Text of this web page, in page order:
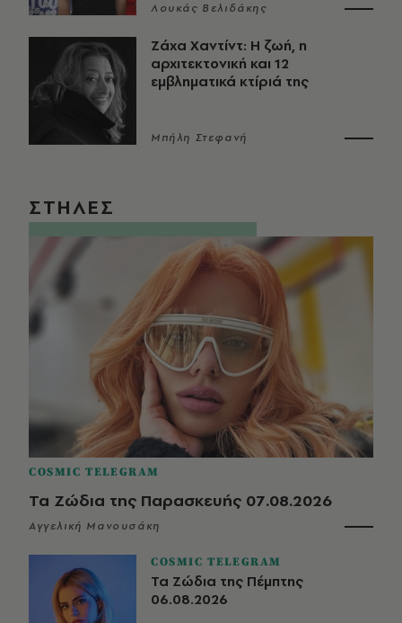
Λουκάς Βελιδάκης
Ζάχα Χαντίντ: Η ζωή, η
αρχιτεκτονική και 12
εμβληματικά κτίριά της
Μπήλη Στεφανή
ΣΤΗΛΕΣ
COSMIC TELEGRAM
Τα Ζώδια της Παρασκευής 07.08.2026
Αγγελική Μανουσάκη
COSMIC TELEGRAM
Τα Ζώδια της Πέμπτης
06.08.2026